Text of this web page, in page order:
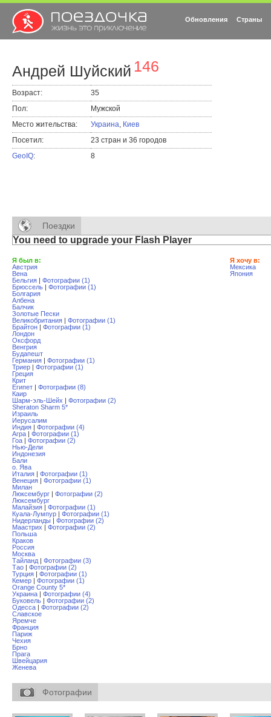
Обновления Страны
Андрей Шуйский 146
Возраст:
35
Пол:
Мужской
Место жительства:
Украина, Киев
Посетил:
23 стран и 36 городов
GeoIQ: 8
Поездки
You need to upgrade your Flash Player
Я был в:
Австрия
Вена
Бельгия | Фотографии (1)
Брюссель | Фотографии (1)
Болгария
Албена
Балчик
Золотые Пески
Великобритания | Фотографии (1)
Брайтон | Фотографии (1)
Лондон
Оксфорд
Венгрия
Будапешт
Германия | Фотографии (1)
Триер | Фотографии (1)
Греция
Крит
Египет | Фотографии (8)
Каир
Шарм-эль-Шейх | Фотографии (2)
Sheraton Sharm 5*
Израиль
Иерусалим
Индия | Фотографии (4)
Агра | Фотографии (1)
Гоа | Фотографии (2)
Нью-Дели
Индонезия
Бали
о. Ява
Италия | Фотографии (1)
Венеция | Фотографии (1)
Милан
Люксембург | Фотографии (2)
Люксембург
Малайзия | Фотографии (1)
Куала-Лумпур | Фотографии (1)
Нидерланды | Фотографии (2)
Маастрих | Фотографии (2)
Польша
Краков
Россия
Москва
Тайланд | Фотографии (3)
Тао | Фотографии (2)
Турция | Фотографии (1)
Кемер | Фотографии (1)
Orange County 5*
Украина | Фотографии (4)
Буковель | Фотографии (2)
Одесса | Фотографии (2)
Славское
Яремче
Франция
Париж
Чехия
Брно
Прага
Швейцария
Женева
Я хочу в:
Мексика
Япония
Фотографии